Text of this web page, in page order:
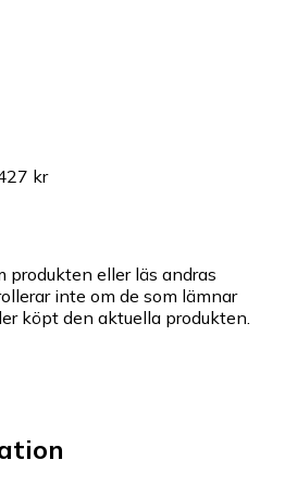
kr
produkten eller läs andras
inte om de som lämnar
köpt den aktuella produkten.